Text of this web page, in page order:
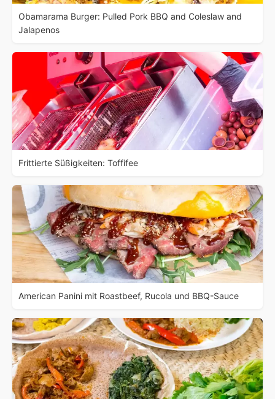
Obamarama Burger: Pulled Pork BBQ and Coleslaw and
Jalapenos
Frittierte Süßigkeiten: Toffifee
American Panini mit Roastbeef, Rucola und BBQ-Sauce